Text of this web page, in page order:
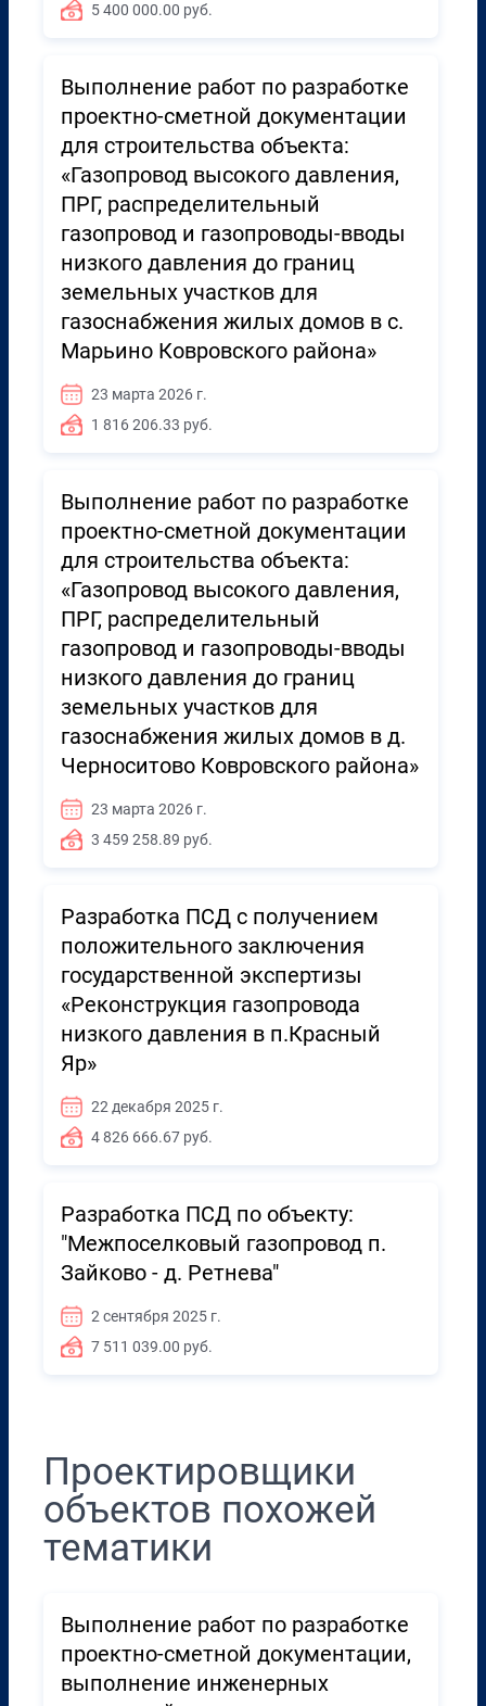
5 400 000.00 руб.
Выполнение работ по разработке
проектно-сметной документации
для строительства объекта:
«Газопровод высокого давления,
ПРГ, распределительный
газопровод и газопроводы-вводы
низкого давления до границ
земельных участков для
газоснабжения жилых домов в с.
Марьино Ковровского района»
23 марта 2026 г.
1 816 206.33 руб.
Выполнение работ по разработке
проектно-сметной документации
для строительства объекта:
«Газопровод высокого давления,
ПРГ, распределительный
газопровод и газопроводы-вводы
низкого давления до границ
земельных участков для
газоснабжения жилых домов в д.
Черноситово Ковровского района»
23 марта 2026 г.
3 459 258.89 руб.
Разработка ПСД с получением
положительного заключения
государственной экспертизы
«Реконструкция газопровода
низкого давления в п.Красный
Яр»
22 декабря 2025 г.
4 826 666.67 руб.
Разработка ПСД по объекту:
"Межпоселковый газопровод п.
Зайково - д. Ретнева"
2 сентября 2025 г.
7 511 039.00 руб.
Проектировщики
объектов похожей
тематики
Выполнение работ по разработке
проектно-сметной документации,
выполнение инженерных